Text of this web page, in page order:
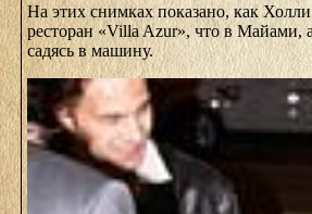
На этих снимках показано, как
ресторан «Villa Azur», что в Майами,
садясь в машину.